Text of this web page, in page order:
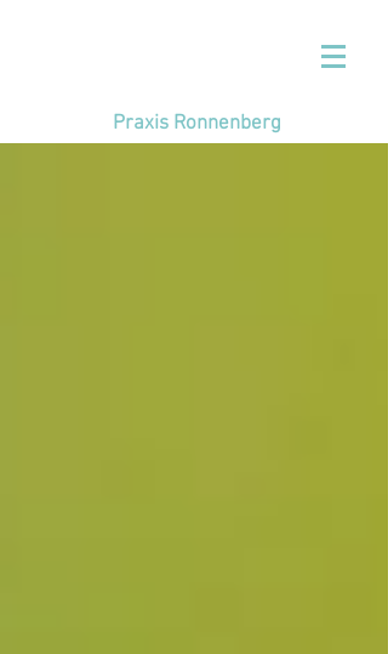
Praxis Ronnenberg